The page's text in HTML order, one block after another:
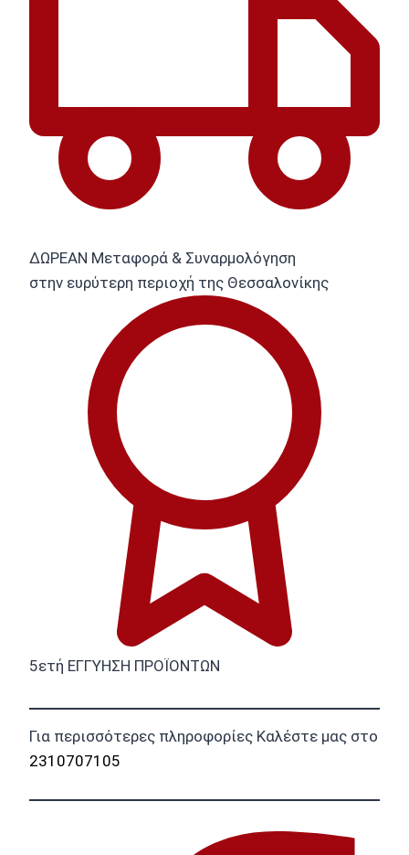
ΔΩΡΕΑΝ Μεταφορά & Συναρμολόγηση
στην ευρύτερη περιοχή της Θεσσαλονίκης
5ετή ΕΓΓΥΗΣΗ ΠΡΟΪΟΝΤΩΝ
Για περισσότερες πληροφορίες Καλέστε μας στο
2310707105